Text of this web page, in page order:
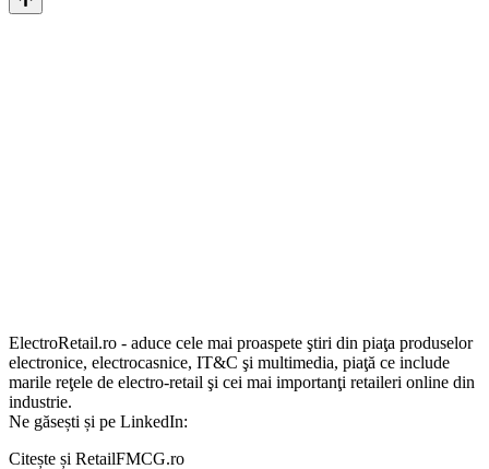
ElectroRetail.ro - aduce cele mai proaspete ştiri din piaţa produselor
electronice, electrocasnice, IT&C şi multimedia, piaţă ce include
marile reţele de electro-retail şi cei mai importanţi retaileri online din
industrie.
Ne găsești și pe LinkedIn:
Citește și RetailFMCG.ro